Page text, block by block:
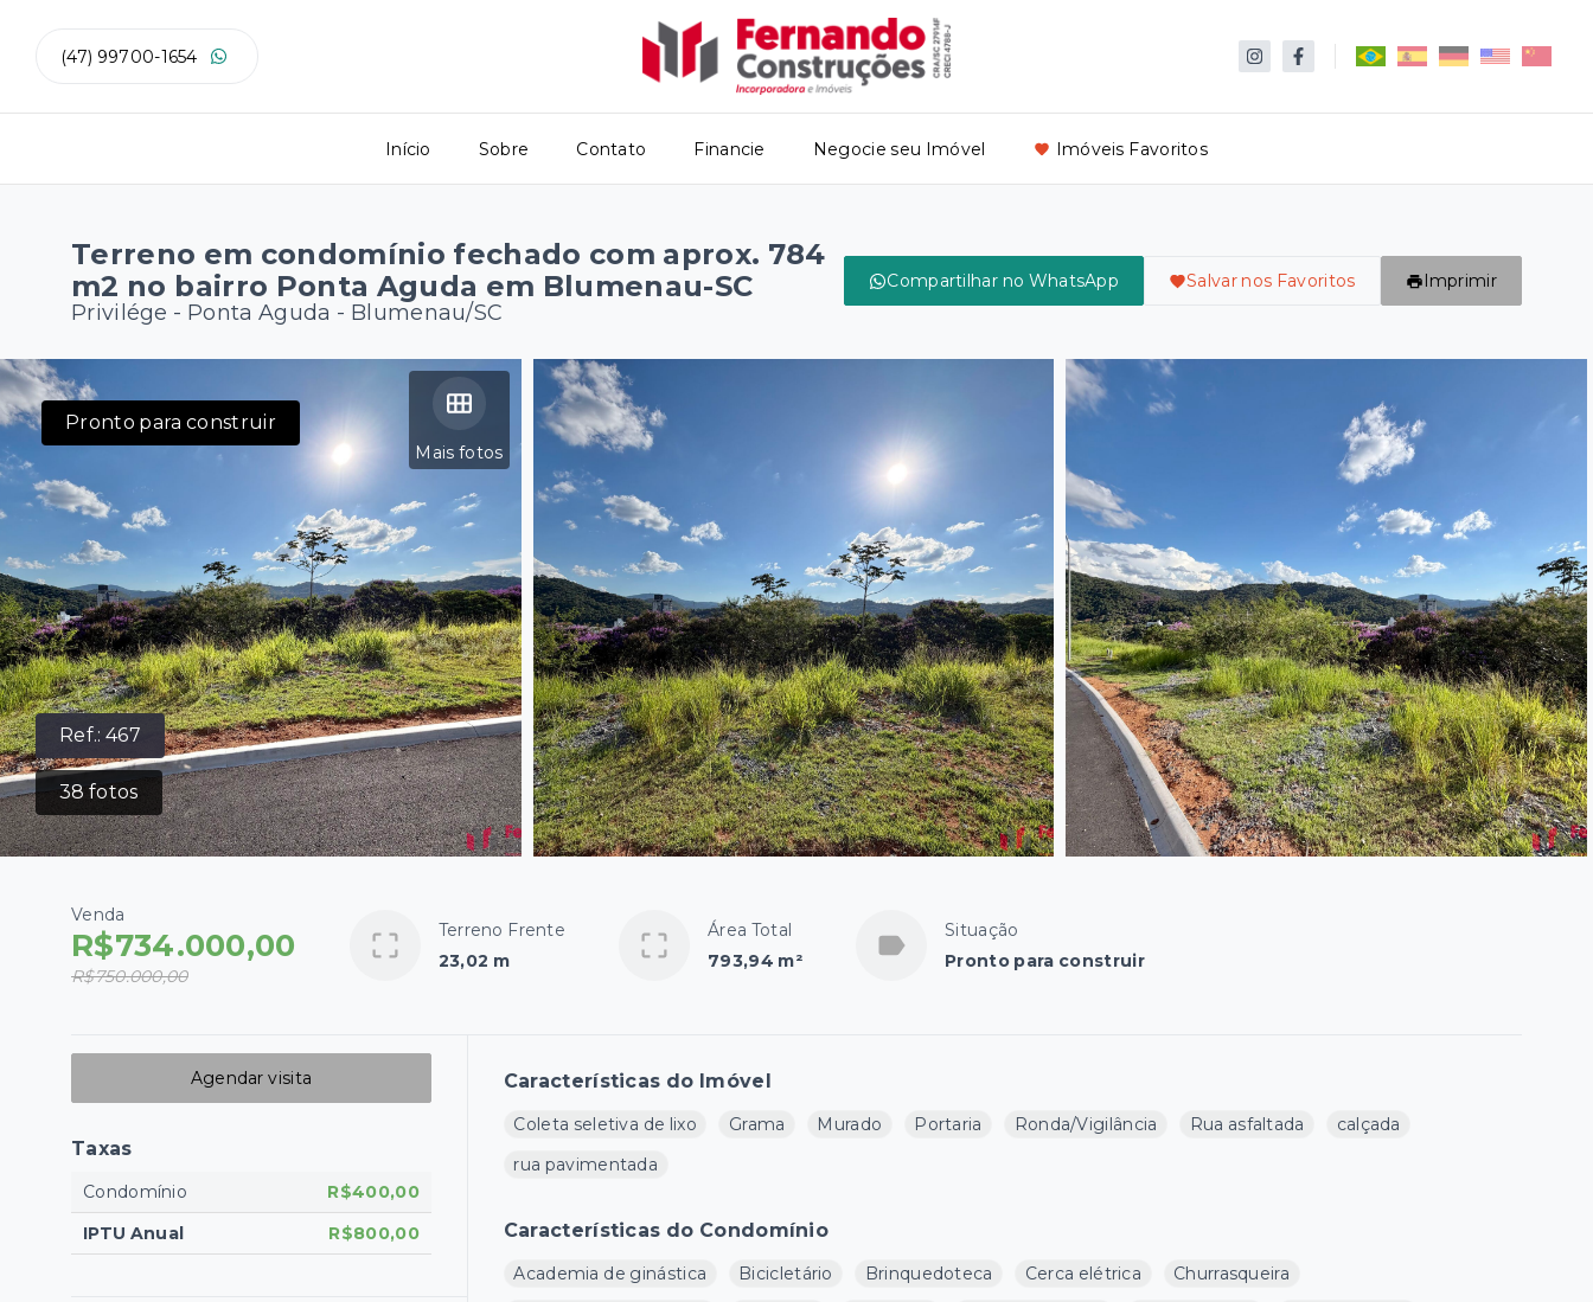
(47) 99700-1654
Início Sobre Contato Financie Negocie seu Imóvel Imóveis Favoritos
Terreno em condomínio fechado com aprox. 784
m2 no bairro Ponta Aguda em Blumenau-SC
Privilége - Ponta Aguda - Blumenau/SC
Compartilhar no WhatsApp Salvar nos Favoritos Imprimir
Ref.:467
38 fotos
Mais fotos
Pronto para construir
Venda
R$734.000,00
R$750.000,00
Terreno Frente
23,02 m
Área Total
793,94 m²
Situação
Pronto para construir
Características do Imóvel
Coleta seletiva de lixo Grama Murado Portaria Ronda/Vigilância Rua asfaltada
calçada
rua pavimentada
Características do Condomínio
Academia de ginástica Bicicletário Brinquedoteca Cerca elétrica
Churrasqueira
Agendar visita
Taxas
Condomínio
R$400,00
IPTU Anual
R$800,00